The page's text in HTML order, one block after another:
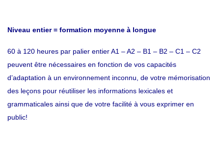
Niveau entier = formation moyenne à longue
60 à 120 heures par palier entier A1 – A2 – B1 – B2 – C1 – C2
peuvent être nécessaires en fonction de vos capacités
d’adaptation à un environnement inconnu, de votre mémorisation
des leçons pour réutiliser les informations lexicales et
grammaticales ainsi que de votre facilité à vous exprimer en
public!